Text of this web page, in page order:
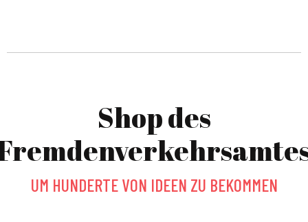
Shop des
UM HUNDERTE VON IDEEN ZU BEKOMMEN